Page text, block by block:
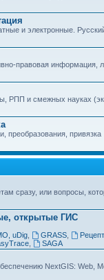
и электронные.
правовая информация,
РПП и смежных науках
преобразования, привязка
сразу, или вопросы,
открытые ГИС
uDig, GRASS,
, SAGA
NextGIS: Web,